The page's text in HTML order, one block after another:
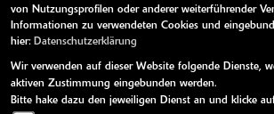
AGB Impressum Datenschutz Disclaimer
von Nutzungsprofilen oder anderer weiterführender
Informationen zu verwendeten Cookies und
hier: Datenschutzerklärung
Wir verwenden auf dieser Website folgende Dienste,
aktiven Zustimmung eingebunden werden.
Bitte hake dazu den jeweiligen Dienst an und klicke